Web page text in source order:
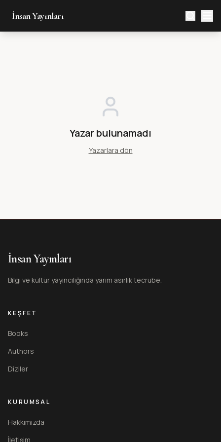
İnsan Yayınları
Yazar bulunamadı
Yazarlara dön
İnsan Yayınları
Bilgi ve kültür yayıncılığında yarım asırlık tecrübe.
KEŞFET
Books
Authors
Diziler
KURUMSAL
Hakkımızda
İletişim